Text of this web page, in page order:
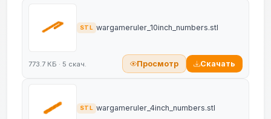
STL wargameruler_10inch_numbers.stl
773.7 КБ · 5 скач. Просмотр Скачать
STL wargameruler_4inch_numbers.stl